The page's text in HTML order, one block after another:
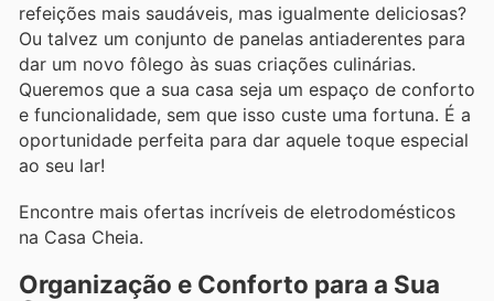
refeições mais saudáveis, mas igualmente deliciosas?
Ou talvez um conjunto de panelas antiaderentes para
dar um novo fôlego às suas criações culinárias.
Queremos que a sua casa seja um espaço de conforto
e funcionalidade, sem que isso custe uma fortuna. É a
oportunidade perfeita para dar aquele toque especial
ao seu lar!
Encontre mais ofertas incríveis de eletrodomésticos
na Casa Cheia.
Organização e Conforto para a Sua